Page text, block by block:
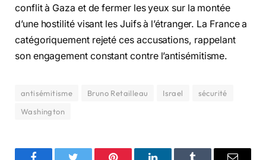
conflit à Gaza et de fermer les yeux sur la montée
d’une hostilité visant les Juifs à l’étranger. La France a
catégoriquement rejeté ces accusations, rappelant
son engagement constant contre l’antisémitisme.
antisémitisme Bruno Retailleau Israel
sécurité
Washington